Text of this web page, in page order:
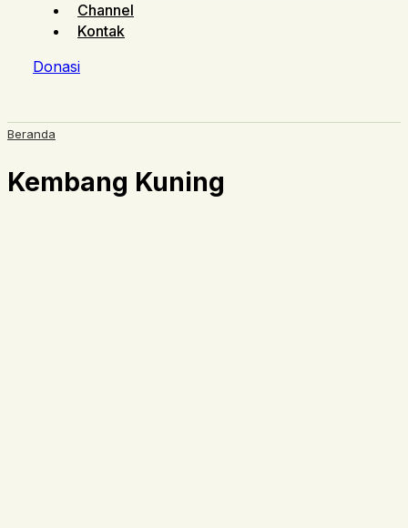
Channel
Kontak
Donasi
Beranda
Kembang Kuning